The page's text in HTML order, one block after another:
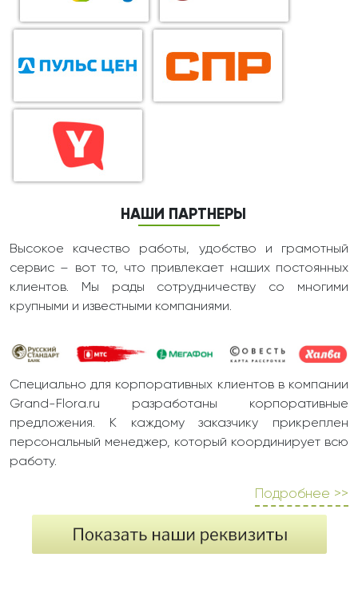
НАШИ ПАРТНЕРЫ
Высокое качество работы, удобство и грамотный
сервис – вот то, что привлекает наших постоянных
клиентов. Мы рады сотрудничеству со многими
крупными и известными компаниями.
Специально для корпоративных клиентов в компании
Grand-Flora.ru разработаны корпоративные
предложения. К каждому заказчику прикреплен
персональный менеджер, который координирует всю
работу.
Подробнее >>